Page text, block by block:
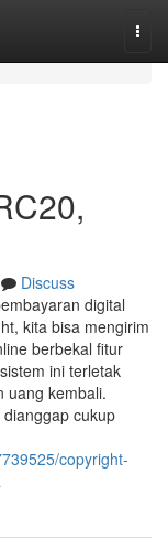
Discuss
digital
kita bisa mengirim
berbekal fitur
ini terletak
uang kembali.
cukup
copyright-